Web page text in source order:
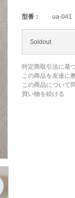
型番： ua-041
Soldout
特定商取引法に基
この商品を友達に
この商品について
買い物を続ける